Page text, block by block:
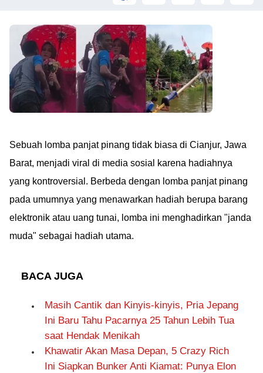
Sebuah lomba panjat pinang tidak biasa di Cianjur, Jawa
Barat, menjadi viral di media sosial karena hadiahnya
yang kontroversial. Berbeda dengan lomba panjat pinang
pada umumnya yang menawarkan hadiah berupa barang
elektronik atau uang tunai, lomba ini menghadirkan "janda
muda" sebagai hadiah utama.
BACA JUGA
Masih Cantik dan Kinyis-kinyis, Pria Jepang
Ini Baru Tahu Pacarnya 25 Tahun Lebih Tua
saat Hendak Menikah
Khawatir Akan Masa Depan, 5 Crazy Rich
Ini Siapkan Bunker Anti Kiamat: Punya Elon